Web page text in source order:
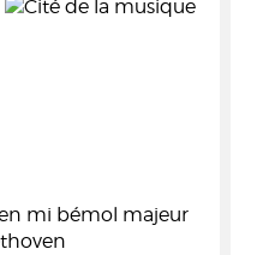
mi bémol majeur